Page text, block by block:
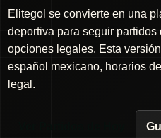
Elitegol se convierte en una
deportiva para seguir
opciones legales. Esta
español mexicano, horarios
legal.